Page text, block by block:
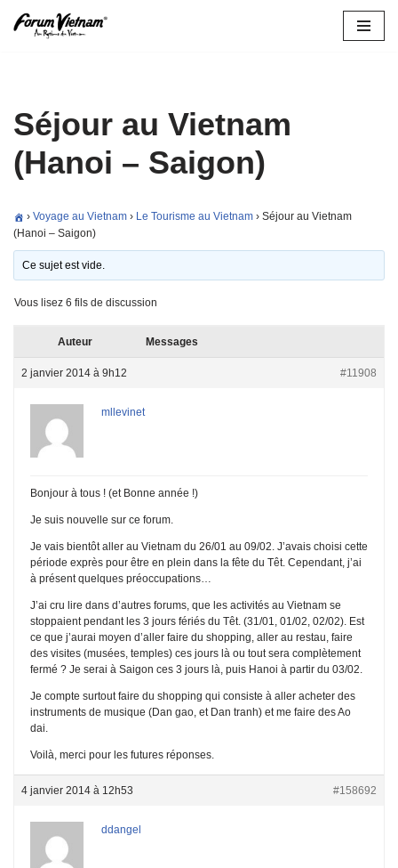
Séjour au Vietnam
(Hanoi – Saigon)
› Voyage au Vietnam › Le Tourisme au Vietnam › Séjour au Vietnam
(Hanoi – Saigon)
Ce sujet est vide.
Vous lisez 6 fils de discussion
Auteur Messages
2 janvier 2014 à 9h12 #11908
mllevinet
Bonjour à tous ! (et Bonne année !)
Je suis nouvelle sur ce forum.
Je vais bientôt aller au Vietnam du 26/01 au 09/02. J’avais choisi cette
période exprès pour être en plein dans la fête du Têt. Cependant, j’ai
à présent quelques préoccupations…
J’ai cru lire dans d’autres forums, que les activités au Vietnam se
stoppaient pendant les 3 jours fériés du Têt. (31/01, 01/02, 02/02). Est
ce que j’aurai moyen d’aller faire du shopping, aller au restau, faire
des visites (musées, temples) ces jours là ou tout sera complètement
fermé ? Je serai à Saigon ces 3 jours là, puis Hanoi à partir du 03/02.
Je compte surtout faire du shopping qui consiste à aller acheter des
instruments de musique (Dan gao, et Dan tranh) et me faire des Ao
dai.
Voilà, merci pour les futures réponses.
4 janvier 2014 à 12h53 #158692
ddangel